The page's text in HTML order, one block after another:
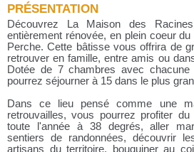
PRÉSENTATION
Découvrez La Maison des
entièrement rénovée, en plein coeur
Perche. Cette bâtisse vous offrira de
retrouver en famille, entre amis ou
Dotée de 7 chambres avec
pourrez séjourner à 15 dans le plus
Dans ce lieu pensé comme une
retrouvailles, vous pourrez profiter
toute l'année à 38 degrés, aller
sentiers de randonnées, découvrir
artisans du territoire, bouquiner au